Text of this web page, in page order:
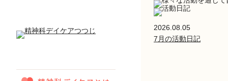
2026.08.05
7月の活動日記